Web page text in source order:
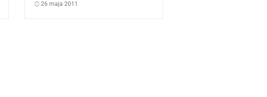
26 maja 2011